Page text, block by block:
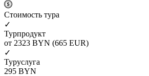
Cтоимость тура
✓
Турпродукт
от 2323 BYN (665 EUR)
✓
Туруслуга
295 BYN